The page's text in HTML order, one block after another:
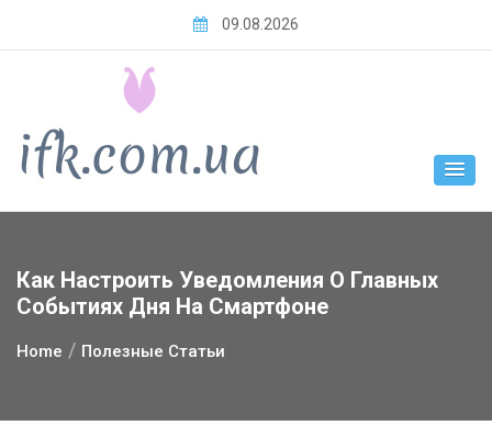
09.08.2026
Как Настроить Уведомления О Главных
Событиях Дня На Смартфоне
Home Полезные Статьи